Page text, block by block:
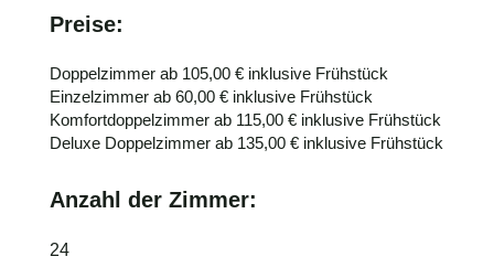
Preise:
Doppelzimmer ab 105,00 € inklusive Frühstück
Einzelzimmer ab 60,00 € inklusive Frühstück
Komfortdoppelzimmer ab 115,00 € inklusive Frühstück
Deluxe Doppelzimmer ab 135,00 € inklusive Frühstück
Anzahl der Zimmer:
24